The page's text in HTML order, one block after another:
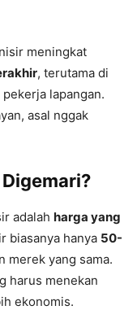
meningkat
, terutama di
lapangan.
asal nggak
adalah harga yang
biasanya hanya 50-
merek yang sama.
harus menekan
ekonomis.